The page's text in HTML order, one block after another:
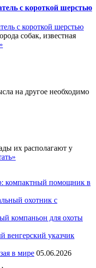
с короткой шерстью
собак, известная
на другое необходимо
их располагают у
компактный помощник в
охотник с
компаньон для охоты
венгерский указчик
в мире 05.06.2026